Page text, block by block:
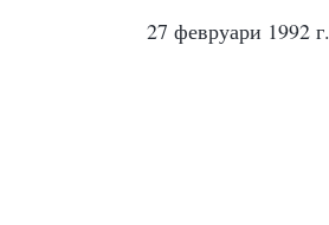
27 февруари 1992 г.